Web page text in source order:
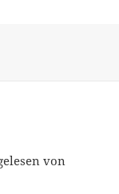
von